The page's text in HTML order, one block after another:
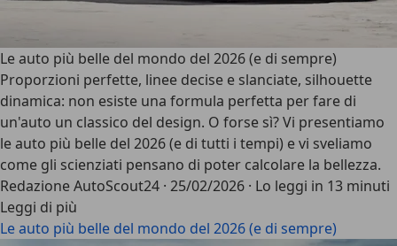
Le auto più belle del mondo del 2026 (e di sempre)
Proporzioni perfette, linee decise e slanciate, silhouette
dinamica: non esiste una formula perfetta per fare di
un'auto un classico del design. O forse sì? Vi presentiamo
le auto più belle del 2026 (e di tutti i tempi) e vi sveliamo
come gli scienziati pensano di poter calcolare la bellezza.
Redazione AutoScout24 · 25/02/2026 · Lo leggi in 13 minuti
Leggi di più
Le auto più belle del mondo del 2026 (e di sempre)